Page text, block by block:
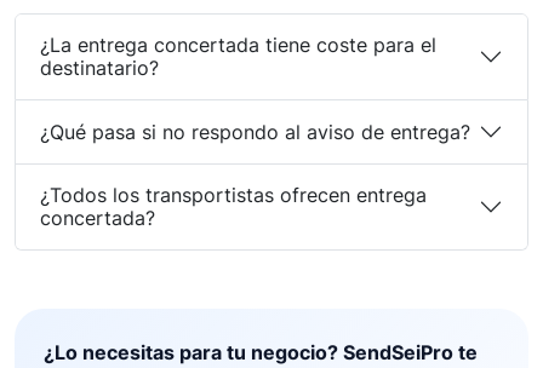
¿La entrega concertada tiene coste para el
destinatario?
¿Qué pasa si no respondo al aviso de entrega?
¿Todos los transportistas ofrecen entrega
concertada?
¿Lo necesitas para tu negocio? SendSeiPro te